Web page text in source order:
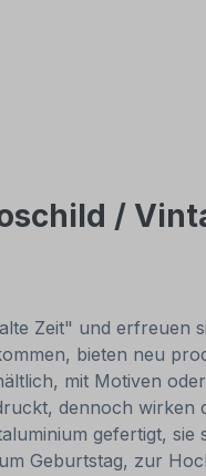
/
Zeit" und erfreuen
bieten neu
mit Motiven
dennoch
gefertigt,
Geburtstag, zur